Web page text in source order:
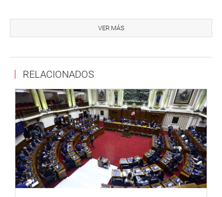
VER MÁS
RELACIONADOS